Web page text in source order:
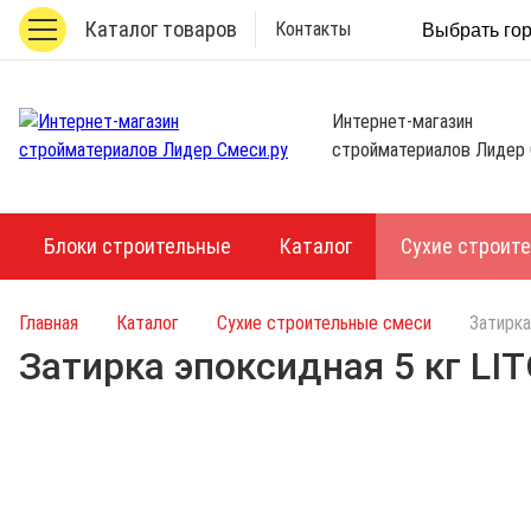
Каталог товаров Контакты Выбрать
Интернет-магазин
стройматериалов Лидер
Блоки строительные Каталог Сухие
Главная Каталог Сухие строительные смеси
Затирка эпоксидная 5 кг